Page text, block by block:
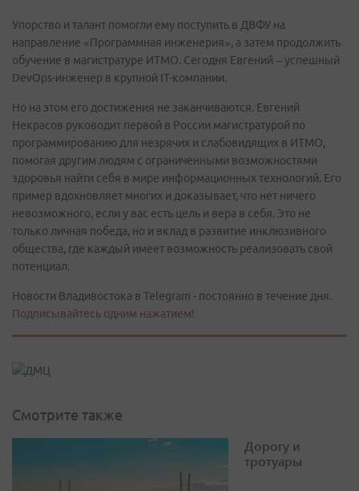
Упорство и талант помогли ему поступить в ДВФУ на
направление «Программная инженерия», а затем продолжить
обучение в магистратуре ИТМО. Сегодня Евгений – успешный
DevOps-инженер в крупной IT-компании.
Но на этом его достижения не заканчиваются. Евгений
Некрасов руководит первой в России магистратурой по
программированию для незрячих и слабовидящих в ИТМО,
помогая другим людям с ограниченными возможностями
здоровья найти себя в мире информационных технологий. Его
пример вдохновляет многих и доказывает, что нет ничего
невозможного, если у вас есть цель и вера в себя. Это не
только личная победа, но и вклад в развитие инклюзивного
общества, где каждый имеет возможность реализовать свой
потенциал.
Новости Владивостока в Telegram - постоянно в течение дня.
Подписывайтесь одним нажатием!
Смотрите также
Дорогу и
тротуары